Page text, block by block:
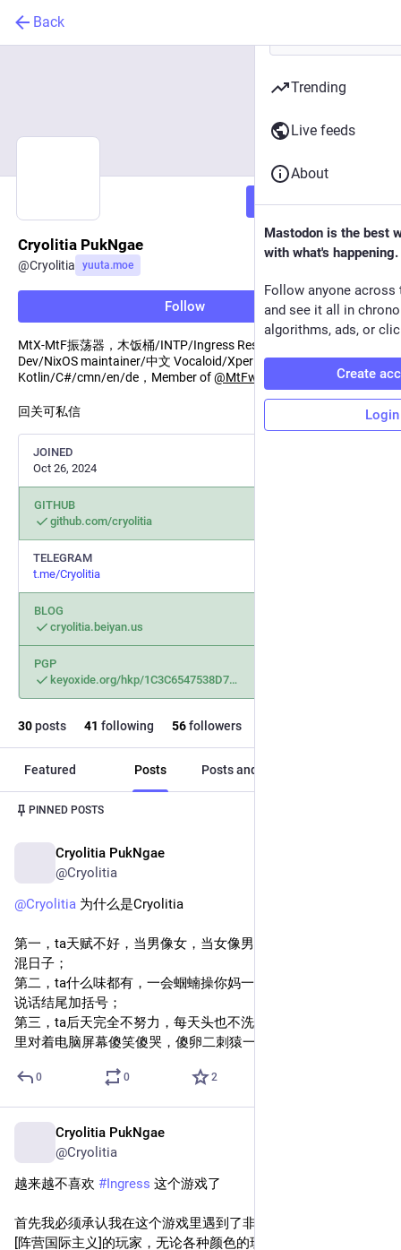
Back
Follow
Cryolitia PukNgae
@Cryolitia yuuta.moe
Follow
MtX-MtF振荡器，木饭桶/INTP/Ingress Resistance/Android
Dev/NixOS maintainer/中文 Vocaloid/Xperia，
Kotlin/C#/cmn/en/de，Member of@MtFwiki
回关可私信
JOINED
Oct 26, 2024
GITHUB
github.com/cryolitia
TELEGRAM
t.me/Cryolitia
BLOG
cryolitia.beiyan.us
PGP
keyoxide.org/hkp/1C3C6547538D7
30posts 41 following 56followers
Featured Posts Posts and replies
PINNED POSTS
Cryolitia PukNgae
@Cryolitia
@Cryolitia 为什么是Cryolitia
第一，ta天赋不好，当男像女，当女像男，只好每天当酷儿混
混日子；
第二，ta什么味都有，一会蝈蝻操你妈一会猫娘喵喵喵一会AI
说话结尾加括号；
第三，ta后天完全不努力，每天头也不洗妆也不画天天窝在家
里对着电脑屏幕傻笑傻哭，傻卵二刺猿一个。
0 0 2
Cryolitia PukNgae
@Cryolitia
越来越不喜欢 #Ingress 这个游戏了
首先我必须承认我在这个游戏里遇到了非常多的友善理智的，
[阵营国际主义]的玩家，无论各种颜色的玩家都给过我非常大的
Trending
Live feeds
About
Mastodon is the best
with what's happening.
Follow anyone across
and see it all in
algorithms, ads, or
Create
Login